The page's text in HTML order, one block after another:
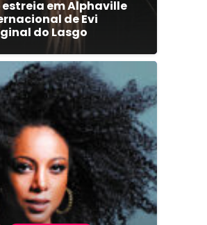
estreia em Alphaville
de Evi
do Lasgo